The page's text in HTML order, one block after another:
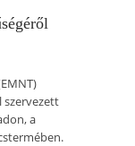
szervezett
a